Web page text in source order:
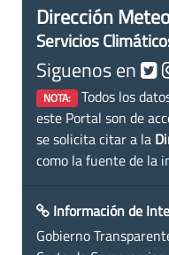
Dirección
Servicios
Siguenos en
NOTA: Todos los
este Portal son de
se solicita citar a la
como la fuente de la
Información de
Gobierno